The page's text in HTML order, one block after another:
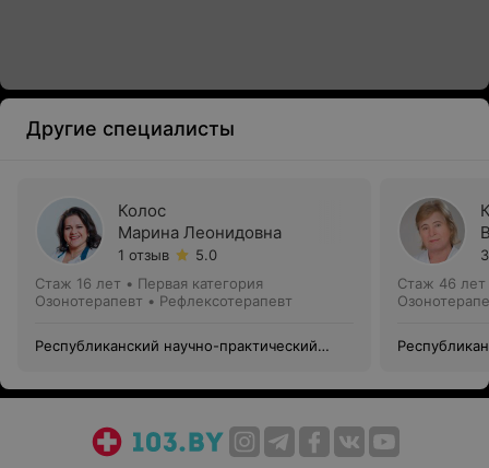
Другие специалисты
Колос
Марина Леонидовна
1 отзыв
5.0
Стаж 16 лет • Первая категория
Озонотерапевт • Рефлексотерапевт
Республиканский научно-практический
Стаж 46 лет